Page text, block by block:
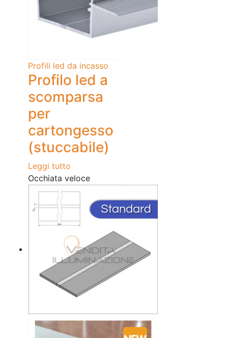
Profili led da incasso
Profilo led a
scomparsa
per
cartongesso
(stuccabile)
Leggi tutto
Occhiata veloce